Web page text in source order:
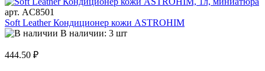
арт. AC8501
Soft Leather Кондиционер кожи ASTROHIM
В наличии: 3 шт
444.50 ₽